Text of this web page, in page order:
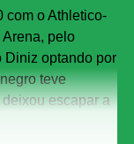
com o Athletico-
pelo
Diniz optando por
teve
escapar a